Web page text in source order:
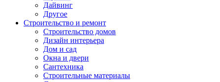
Дайвинг
Другое
Строительство и ремонт
Строительство домов
Дизайн интерьера
Дом и сад
Окна и двери
Сантехника
Строительные материалы